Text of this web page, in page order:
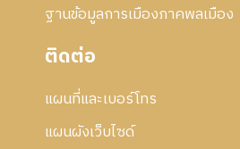
ฐานข้อมูลการเมืองภาคพลเมือง
ติดต่อ
แผนที่และเบอร์โทร
แผนผังเว็บไซด์